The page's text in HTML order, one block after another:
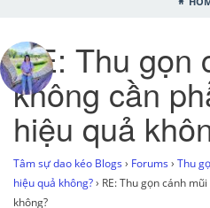
RE: Thu gọn
không cần
hiệu quả
Tâm sự dao kéo Blogs › Forums › Thu
hiệu quả không?› RE: Thu gọn cánh
không?